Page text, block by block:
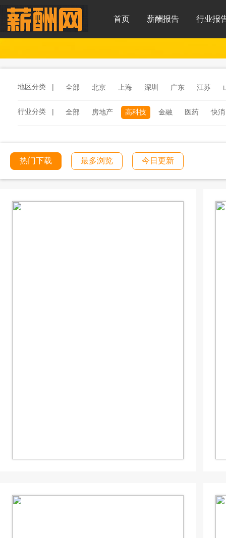
首页 薪酬报告 行业报
地区分类 | 全部 北京 上海 深圳 广东 江苏
行业分类 | 全部 房地产 高科技 金融 医药
快消
工程建筑
文化传媒 学校教育 医院医疗
热门下载 最多浏览 今日更新